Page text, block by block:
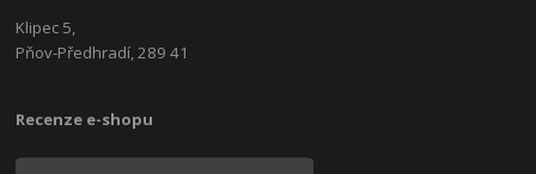
Klipec 5,
Pňov-Předhradí, 289 41
Recenze e-shopu